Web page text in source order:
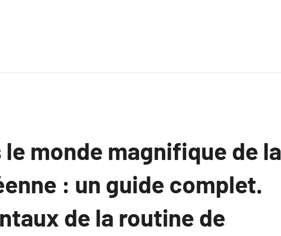
le monde magnifique de la
: un guide complet.
de la routine de